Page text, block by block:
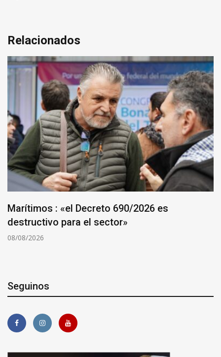
Relacionados
Marítimos : «el Decreto 690/2026 es
destructivo para el sector»
08/08/2026
Seguinos